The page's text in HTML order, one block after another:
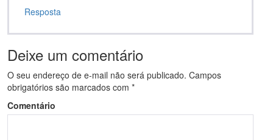
Resposta
Deixe um comentário
O seu endereço de e-mail não será publicado. Campos
obrigatórios são marcados com *
Comentário